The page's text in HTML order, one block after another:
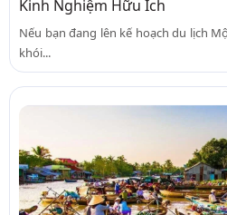
Kinh Nghiệm Hữu Ích
Nếu bạn đang lên kế hoạch du lịch
khói...